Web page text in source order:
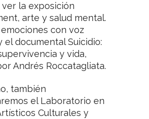
ver la exposición
arte y salud mental.
con voz
el documental Suicidio:
y vida,
Andrés Roccatagliata.
también
el Laboratorio en
Culturales y